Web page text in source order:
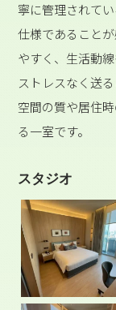
寧に管理されて
仕様であること
やすく、生活動
ストレスなく送
空間の質や居住
る一室です。
スタジオ